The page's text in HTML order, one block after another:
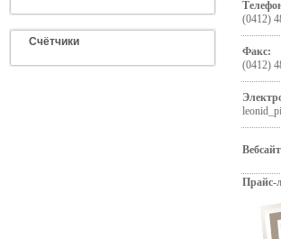
Счётчики
(0412)
Факс:
(0412)
Прайс-